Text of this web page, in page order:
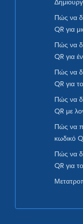
Πώς να
QR για
Πώς να
QR για
Πώς να
QR για
Πώς να
QR με
Πώς να
κωδικό
Πώς να
QR για